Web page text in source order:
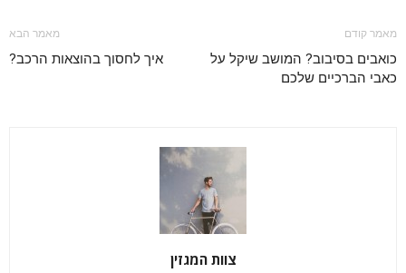
מאמר קודם
כואבים בסיבוב? המושב שיקל על
כאבי הברכיים שלכם
מאמר הבא
איך לחסוך בהוצאות הרכב?
צוות המגזין